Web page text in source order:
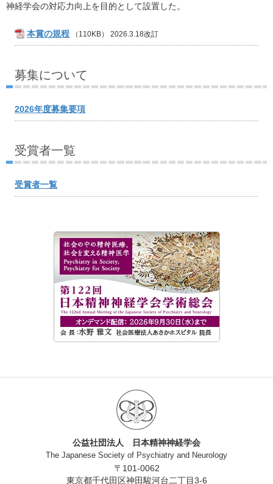
神経学会の対応力向上を目的として設置した。
本賞の規程 （110KB） 2026.3.18改訂
募集について
2026年度募集要項
受賞者一覧
受賞者一覧
公益社団法人 日本精神神経学会
The Japanese Society of Psychiatry and Neurology
〒101-0062
東京都千代田区神田駿河台二丁目3-6